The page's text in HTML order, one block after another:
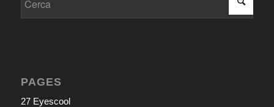
PAGES
27 Eyescool